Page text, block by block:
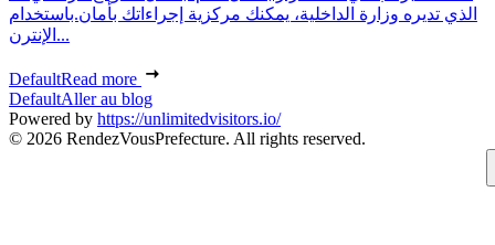
الذي تديره وزارة الداخلية، يمكنك مركزية إجراءاتك بأمان.باستخدام
الإنترن...
DefaultRead more
DefaultAller au blog
Powered by https://unlimitedvisitors.io/
© 2026 RendezVousPrefecture. All rights reserved.